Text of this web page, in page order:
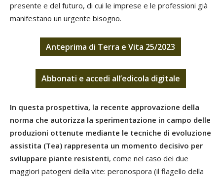
presente e del futuro, di cui le imprese e le professioni già
manifestano un urgente bisogno.
Anteprima di Terra e Vita 25/2023
Abbonati e accedi all’edicola digitale
In questa prospettiva, la recente approvazione della
norma che autorizza la sperimentazione in campo delle
produzioni ottenute mediante le tecniche di evoluzione
assistita (Tea) rappresenta un momento decisivo per
sviluppare piante resistenti, come nel caso dei due
maggiori patogeni della vite: peronospora (il flagello della